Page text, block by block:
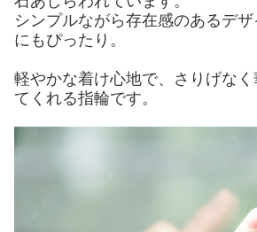
シンプルながら存在感のあるデ
にもぴったり。
軽やかな着け心地で、さりげな
てくれる指輪です。